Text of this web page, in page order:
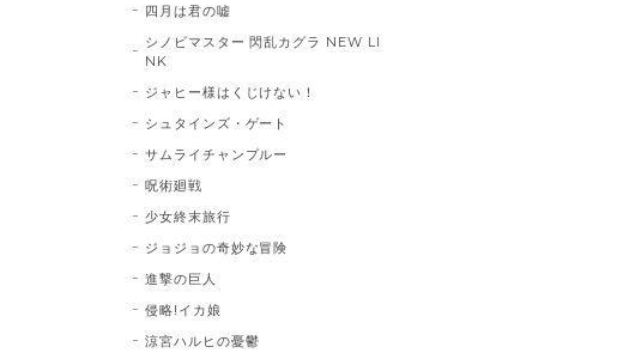
四月は君の嘘
シノビマスター 閃乱カグラ NEW LI
NK
ジャヒー様はくじけない！
シュタインズ・ゲート
サムライチャンプルー
呪術廻戦
少女終末旅行
ジョジョの奇妙な冒険
進撃の巨人
侵略!イカ娘
涼宮ハルヒの憂鬱